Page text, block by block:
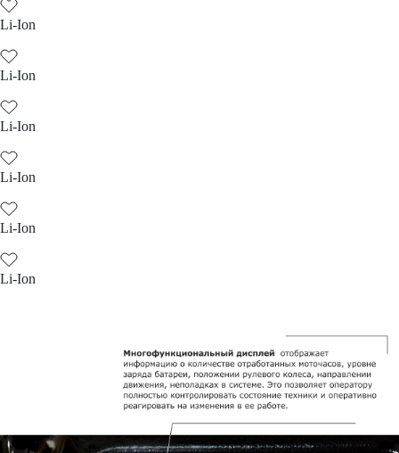
Li-Ion
Li-Ion
Li-Ion
Li-Ion
Li-Ion
Li-Ion